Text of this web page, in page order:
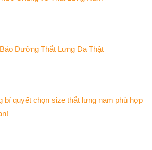
Dưỡng Thắt Lưng Da Thật
bí quyết chọn size thắt lưng nam phù hợp